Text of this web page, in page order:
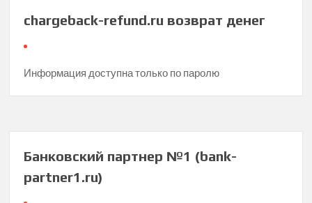
Сеть стоматологических клиник “Дантистъ”
chargeback-refund.ru возврат денег
Информация доступна только по паролю
Банковский партнер №1 (bank-
partner1.ru)